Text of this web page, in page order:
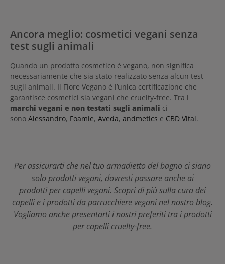
Ancora meglio: cosmetici vegani senza
test sugli animali
Quando un prodotto cosmetico è vegano, non significa
necessariamente che sia stato realizzato senza alcun test
sugli animali. Il Fiore Vegano è l’unica certificazione che
garantisce cosmetici sia vegani che cruelty-free. Tra i
marchi vegani e non testati sugli animali ci
sono Alessandro, Foamie, Aveda, andmetics e CBD Vital.
Per assicurarti che nel tuo armadietto del bagno ci siano
solo prodotti vegani, dovresti passare anche ai
prodottiper capelli vegani. Scopri di più sulla cura dei
capelli e i prodotti da parrucchiere vegani nel nostro blog.
Vogliamo anche presentarti i nostri preferiti tra i prodotti
per capelli cruelty-free.